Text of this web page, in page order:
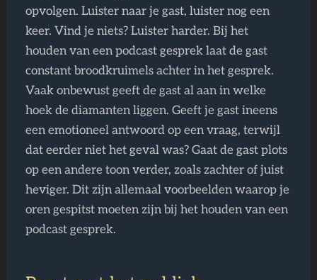
opvolgen. Luister naar je gast, luister nog een
keer. Vind je niets? Luister harder. Bij het
houden van een podcast gesprek laat de gast
constant broodkruimels achter in het gesprek.
Vaak onbewust geeft de gast al aan in welke
hoek de diamanten liggen. Geeft je gast ineens
een emotioneel antwoord op een vraag, terwijl
dat eerder niet het geval was? Gaat de gast plots
op een andere toon verder, zoals zachter of juist
heviger. Dit zijn allemaal voorbeelden waarop je
oren gespitst moeten zijn bij het houden van een
podcast gesprek.